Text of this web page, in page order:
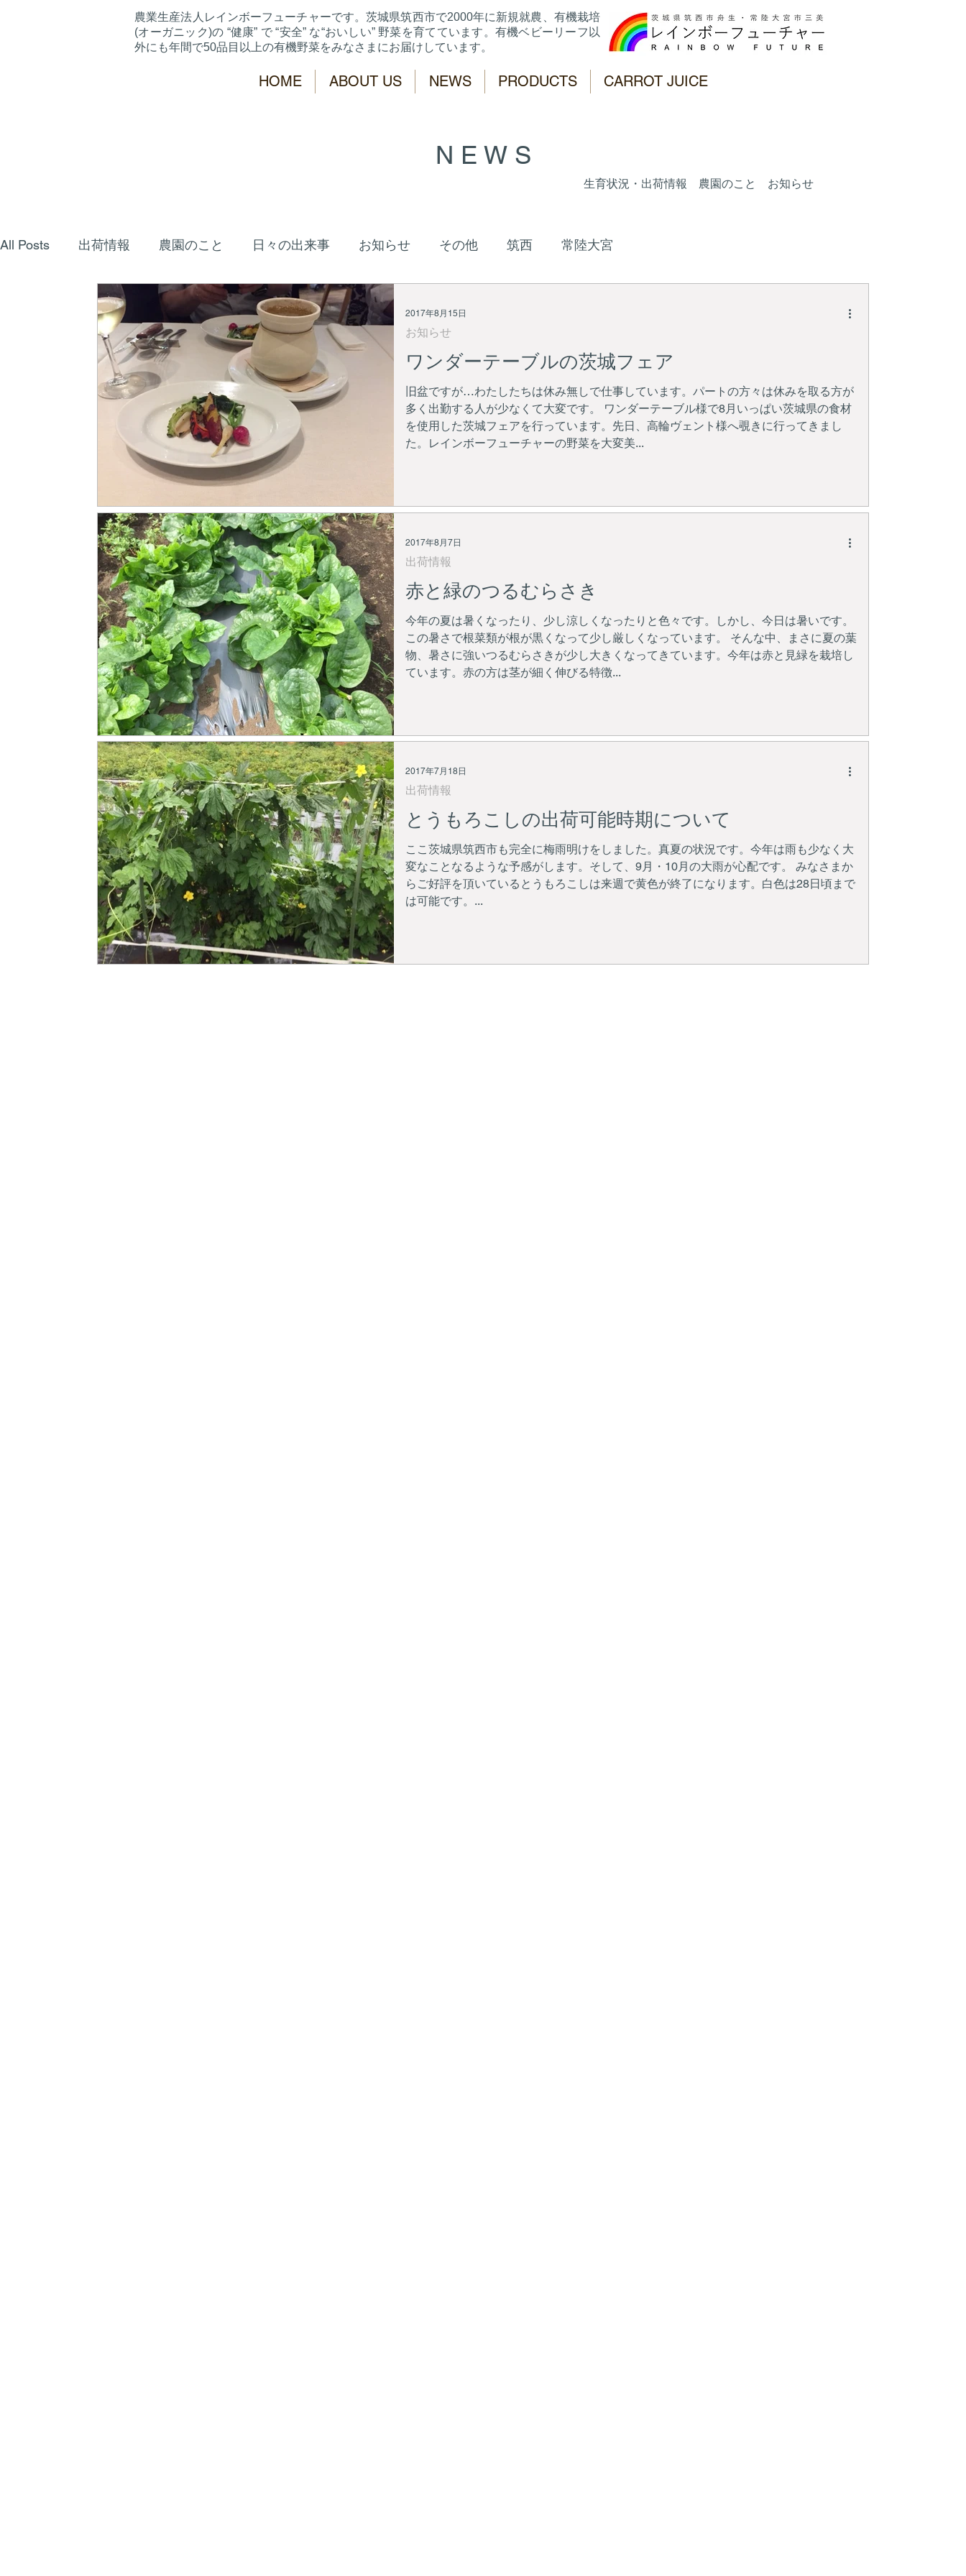
農業生産法人レインボーフューチャーです。茨城県筑西市で2000年に新規就農、有機栽培
(オーガニック)の “健康” で “安全” な“おいしい” 野菜を育てています。有機ベビーリーフ以
外にも年間で50品目以上の有機野菜をみなさまにお届けしています。
HOME ABOUT US NEWS PRODUCTS CARROT JUICE
N E W S
生育状況・出荷情報 農園のこと お知らせ
All Posts 出荷情報 農園のこと 日々の出来事 お知らせ その他 筑西 常陸大宮
ワンダーテーブルの茨城フェア
旧盆ですが…わたしたちは休み無しで仕事しています。パートの方々は休みを取る方が
多く出勤する人が少なくて大変です。 ワンダーテーブル様で8月いっぱい茨城県の食材
を使用した茨城フェアを行っています。先日、高輪ヴェント様へ覗きに行ってきまし
た。レインボーフューチャーの野菜を大変美...
お知らせ
2017年8月15日
赤と緑のつるむらさき
今年の夏は暑くなったり、少し涼しくなったりと色々です。しかし、今日は暑いです。
この暑さで根菜類が根が黒くなって少し厳しくなっています。 そんな中、まさに夏の葉
物、暑さに強いつるむらさきが少し大きくなってきています。今年は赤と見緑を栽培し
ています。赤の方は茎が細く伸びる特徴...
出荷情報
2017年8月7日
とうもろこしの出荷可能時期について
ここ茨城県筑西市も完全に梅雨明けをしました。真夏の状況です。今年は雨も少なく大
変なことなるような予感がします。そして、9月・10月の大雨が心配です。 みなさまか
らご好評を頂いているとうもろこしは来週で黄色が終了になります。白色は28日頃まで
は可能です。...
出荷情報
2017年7月18日